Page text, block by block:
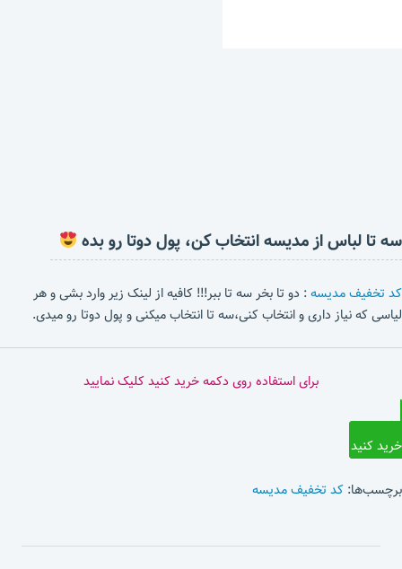
سه تا لباس از مدیسه انتخاب کن، پول دوتا رو بده
کد تخفیف مدیسه: دو تا بخر سه تا ببر!!! کافیه از لینک زیر وارد بشی و هر
لیاسی که نیاز داری و انتخاب کنی،سه تا انتخاب میکنی و پول دوتا رو میدی.
برای استفاده روی دکمه خرید کنید کلیک نمایید
خرید کنید
برچسب‌ها: کد تخفیف مدیسه